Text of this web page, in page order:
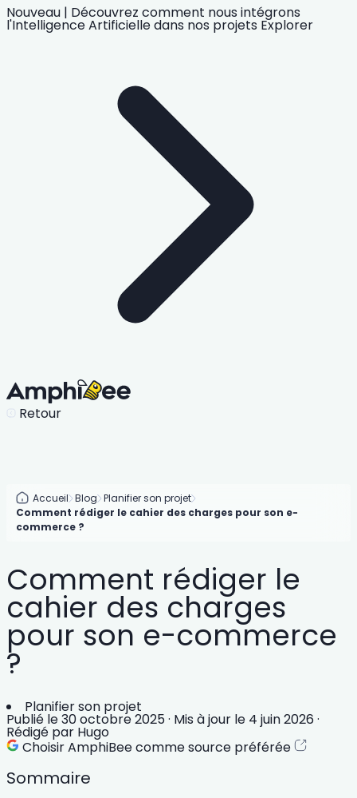
Nouveau | Découvrez comment nous intégrons
l'Intelligence Artificielledans nos projets Explorer
Retour
Accueil Blog Planifier son projet
Comment rédiger le cahier des charges pour son e-
commerce ?
Comment rédiger le
cahier des charges
pour son e-commerce
?
Planifier son projet
Publié le30 octobre 2025· Mis à jour le 4 juin 2026 ·
Rédigé par Hugo
Choisir AmphiBee comme source préférée
Sommaire